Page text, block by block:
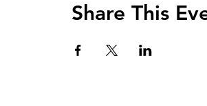
Share This